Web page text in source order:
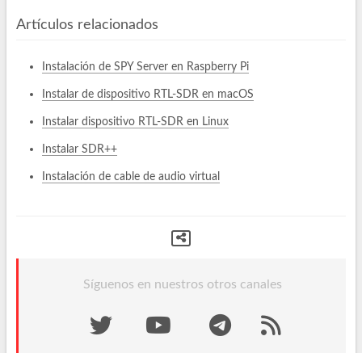
Artículos relacionados
Instalación de SPY Server en Raspberry Pi
Instalar de dispositivo RTL-SDR en macOS
Instalar dispositivo RTL-SDR en Linux
Instalar SDR++
Instalación de cable de audio virtual
Síguenos en nuestros otros canales